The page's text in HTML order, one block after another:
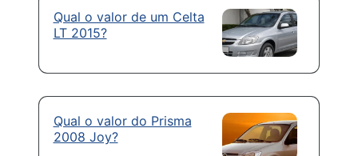
Qual o valor de um Celta
LT 2015?
Qual o valor do Prisma
2008 Joy?